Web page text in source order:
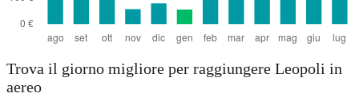
Trova il giorno migliore per raggiungere Leopoli in
aereo